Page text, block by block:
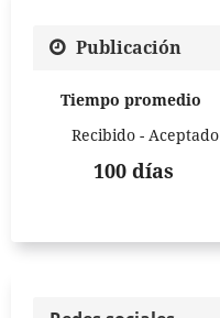
Publicación
Tiempo promedio
Recibido - Aceptado
100 días